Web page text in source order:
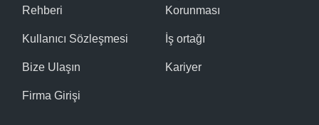
Spa / Wellness
Masaj, Sauna.
Havuz ve Plaj
Rehberi
Kullanıcı Sözleşmesi
Bize Ulaşın
Firma Girişi
Korunması
İş ortağı
Kariyer